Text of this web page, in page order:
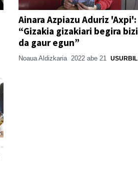
Ainara Azpiazu Aduriz 'Axpi':
“Gizakia gizakiari begira bizi
da gaur egun”
Noaua Aldizkaria 2022 abe 21 USURBIL